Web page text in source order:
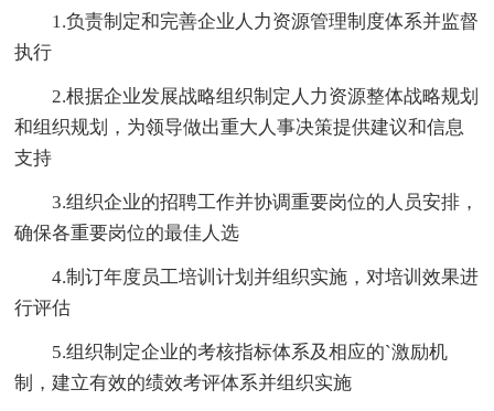
1.负责制定和完善企业人力资源管理制度体系并监督
执行
2.根据企业发展战略组织制定人力资源整体战略规划
和组织规划，为领导做出重大人事决策提供建议和信息
支持
3.组织企业的招聘工作并协调重要岗位的人员安排，
确保各重要岗位的最佳人选
4.制订年度员工培训计划并组织实施，对培训效果进
行评估
5.组织制定企业的考核指标体系及相应的`激励机
制，建立有效的绩效考评体系并组织实施